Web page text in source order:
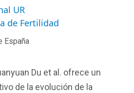
UR
de Fertilidad
España
Du et al. ofrece un
de la evolución de la